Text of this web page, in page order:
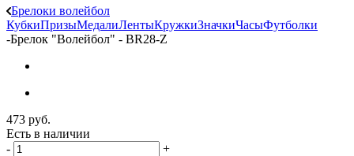
Брелоки волейбол
КубкиПризыМедалиЛентыКружкиЗначкиЧасыФутболки
-Брелок "Волейбол" - BR28-Z
473 руб.
Есть в наличии
-
+